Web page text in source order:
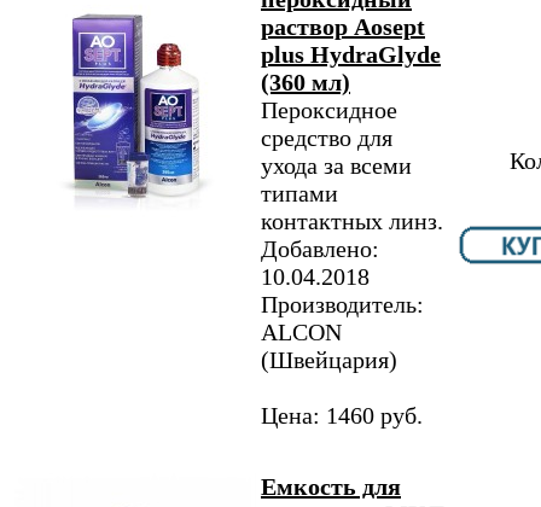
раствор Aosept
plus HydraGlyde
(360 мл)
Пероксидное
средство для
ухода за всеми
типами
контактных линз.
Добавлено:
10.04.2018
Производитель:
ALCON
(Швейцария)
Цена: 1460 руб.
Емкость для